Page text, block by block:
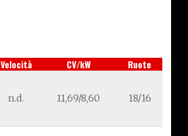
Velocità CV/kW Ruote
n.d. 11,69/8,60 18/16